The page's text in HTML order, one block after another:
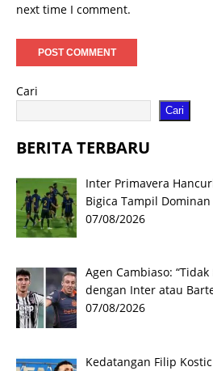
next time I comment.
Cari
Cari
BERITA TERBARU
Inter Primavera
Bigica Tampil
07/08/2026
Agen Cambiaso:
dengan Inter atau
07/08/2026
Kedatangan Filip